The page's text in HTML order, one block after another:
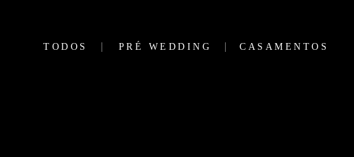
TODOS PRÉ WEDDING CASAMENTOS